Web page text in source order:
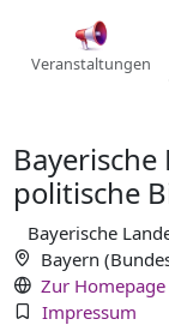
Veranstaltungen
politische
Bayerische
Bayern
Zur Homepage
Impressum